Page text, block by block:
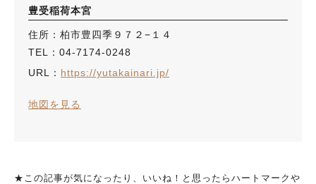
豊受稲荷本宮
住所：柏市豊四季９７２−１４
TEL：04-7174-0248
URL： https://yutakainari.jp/
地図を見る
★この記事が気になったり、いいね！と思ったらハートマークや